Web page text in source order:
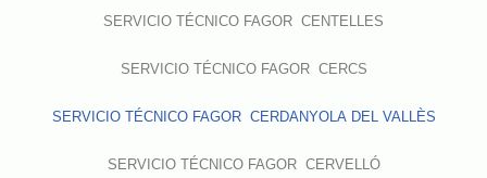
SERVICIO TÉCNICO FAGOR CENTELLES
SERVICIO TÉCNICO FAGOR CERCS
SERVICIO TÉCNICO FAGOR CERDANYOLA DEL VALLÈS
SERVICIO TÉCNICO FAGOR CERVELLÓ